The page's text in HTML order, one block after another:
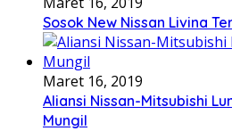
Sosok New Nissan Livina
Maret 16, 2019
Aliansi Nissan-Mitsubishi
Mungil